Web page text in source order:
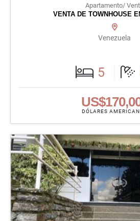
Apartamento/
VENTA DE TOWNHOUSE
Venezuela
5
DÓLARES